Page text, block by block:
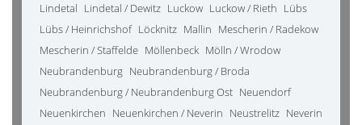
Lindetal Lindetal / Dewitz Luckow Luckow / Rieth Lübs
Lübs / Heinrichshof Löcknitz Mallin Mescherin / Radekow
Mescherin / Staffelde Möllenbeck Mölln / Wrodow
Neubrandenburg Neubrandenburg / Broda
Neubrandenburg / Neubrandenburg Ost Neuendorf
Neuenkirchen Neuenkirchen / Neverin Neustrelitz Neverin